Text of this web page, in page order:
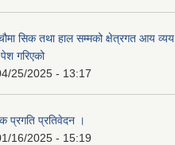
सिक तथा हाल सम्मको क्षेत्रगत आय व्यय
गरिएको
25/2025 - 13:17
प्रगति प्रतिवेदन ।
16/2025 - 15:19